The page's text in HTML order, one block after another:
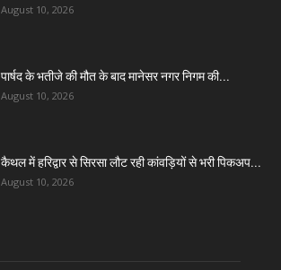
August 10, 2026
पार्षद के भतीजे की मौत के बाद मानेसर नगर निगम की...
August 10, 2026
कैथल में हरिद्वार से सिरसा लौट रही कांवड़ियों से भरी पिकअप...
August 10, 2026